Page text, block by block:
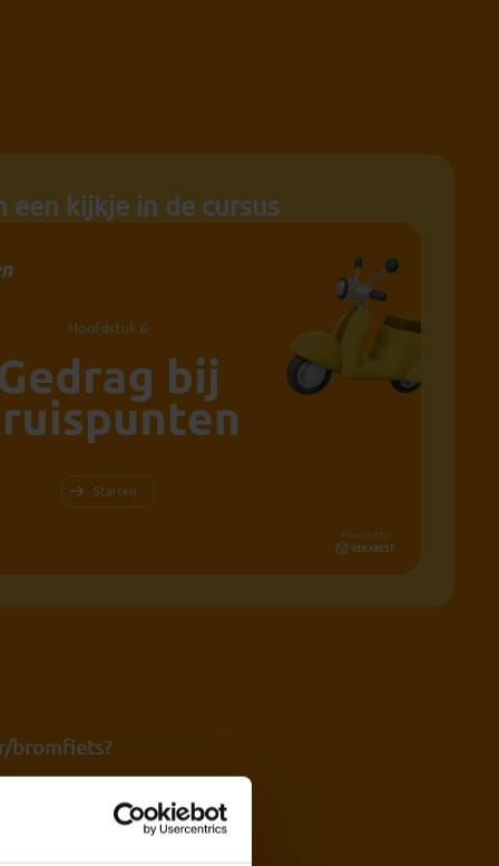
een kijkje in de cursus
bromfiets?
jou helpen slagen